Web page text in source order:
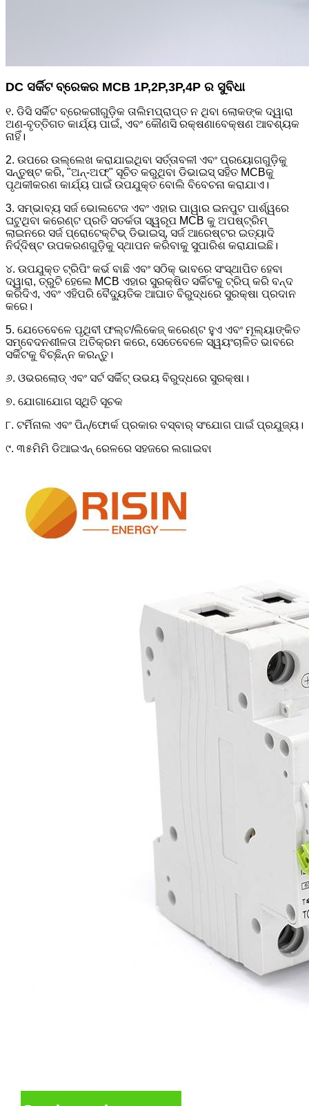
DC ସର୍କିଟ ବ୍ରେକର MCB 1P,2P,3P,4P ର ସୁବିଧା
୧. ଡିସି ସର୍କିଟ ବ୍ରେକରୀଗୁଡ଼ିକ ତାଲିମପ୍ରାପ୍ତ ନ ଥିବା ଲୋକଙ୍କ ଦ୍ୱାରା
ଅଣ-ବୃତ୍ତିଗତ କାର୍ଯ୍ୟ ପାଇଁ, ଏବଂ କୌଣସି ରକ୍ଷଣାବେକ୍ଷଣ ଆବଶ୍ୟକ
ନାହିଁ।
2. ଉପରେ ଉଲ୍ଲେଖ କରାଯାଇଥିବା ସର୍ତ୍ତାବଳୀ ଏବଂ ପ୍ରୟୋଗଗୁଡ଼ିକୁ
ସନ୍ତୁଷ୍ଟ କରି, "ଅନ୍-ଅଫ୍" ସୂଚିତ କରୁଥିବା ଡିଭାଇସ୍ ସହିତ MCBକୁ
ପୃଥକୀକରଣ କାର୍ଯ୍ୟ ପାଇଁ ଉପଯୁକ୍ତ ବୋଲି ବିବେଚନା କରାଯାଏ।
3. ସମ୍ଭାବ୍ୟ ସର୍ଜ ଭୋଲଟେଜ ଏବଂ ଏହାର ପାୱାର ଇନପୁଟ ପାର୍ଶ୍ୱରେ
ଘଟୁଥିବା କରେଣ୍ଟ ପ୍ରତି ସତର୍କତା ସ୍ୱରୂପ MCB କୁ ଅପଷ୍ଟ୍ରିମ୍
ଲାଇନରେ ସର୍ଜ ପ୍ରୋଟେକ୍ଟିଭ୍ ଡିଭାଇସ୍, ସର୍ଜ ଆରେଷ୍ଟର ଇତ୍ୟାଦି
ନିର୍ଦ୍ଦିଷ୍ଟ ଉପକରଣଗୁଡ଼ିକୁ ସ୍ଥାପନ କରିବାକୁ ସୁପାରିଶ କରାଯାଇଛି।
୪. ଉପଯୁକ୍ତ ଟ୍ରିପିଂ କର୍ଭ ବାଛି ଏବଂ ସଠିକ୍ ଭାବରେ ସଂସ୍ଥାପିତ ହେବା
ଦ୍ୱାରା, ତ୍ରୁଟି ହେଲେ MCB ଏହାର ସୁରକ୍ଷିତ ସର୍କିଟକୁ ଟ୍ରିପ୍ କରି ବନ୍ଦ
କରିଦିଏ, ଏବଂ ଏହିପରି ବୈଦ୍ୟୁତିକ ଆଘାତ ବିରୁଦ୍ଧରେ ସୁରକ୍ଷା ପ୍ରଦାନ
କରେ।
5. ଯେତେବେଳେ ପୃଥିବୀ ଫଲ୍ଟ/ଲିକେଜ୍ କରେଣ୍ଟ ହୁଏ ଏବଂ ମୂଲ୍ୟାଙ୍କିତ
ସମ୍ବେଦନଶୀଳତା ଅତିକ୍ରମ କରେ, ସେତେବେଳେ ସ୍ୱୟଂଚାଳିତ ଭାବରେ
ସର୍କିଟକୁ ବିଚ୍ଛିନ୍ନ କରନ୍ତୁ।
୬. ଓଭରଲୋଡ୍ ଏବଂ ସର୍ଟ ସର୍କିଟ୍ ଉଭୟ ବିରୁଦ୍ଧରେ ସୁରକ୍ଷା।
୭. ଯୋଗାଯୋଗ ସ୍ଥିତି ସୂଚକ
୮. ଟର୍ମିନାଲ ଏବଂ ପିନ୍/ଫୋର୍କ ପ୍ରକାର ବସ୍ବାର୍ ସଂଯୋଗ ପାଇଁ ପ୍ରଯୁଜ୍ୟ।
୯. ୩୫ମିମି ଡିଆଇଏନ୍ ରେଳରେ ସହଜରେ ଲଗାଇବା